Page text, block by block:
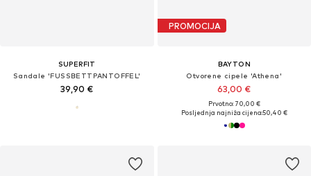
SUPERFIT
Sandale 'FUSSBETTPANTOFFEL'
39,90 €
PROMOCIJA
BAYTON
Otvorene cipele 'Athena'
63,00 €
Prvotno: 70,00 €
Posljednja najniža cijena:50,40 €